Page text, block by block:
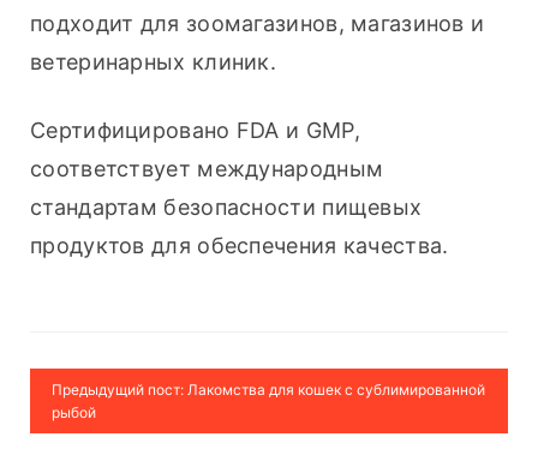
подходит для зоомагазинов, магазинов и
ветеринарных клиник.
Сертифицировано FDA и GMP,
соответствует международным
стандартам безопасности пищевых
продуктов для обеспечения качества.
Предыдущий пост: Лакомства для кошек с сублимированной
рыбой